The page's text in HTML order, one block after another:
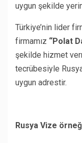
uygun şekilde
Türkiye’nin lider
firmamız “Polat
şekilde hizmet
tecrübesiyle
uygun adrestir.
Rusya Vize